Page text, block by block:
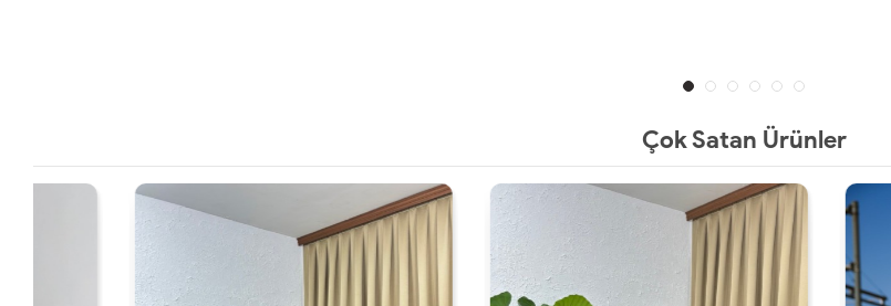
Çok Satan Ürünler